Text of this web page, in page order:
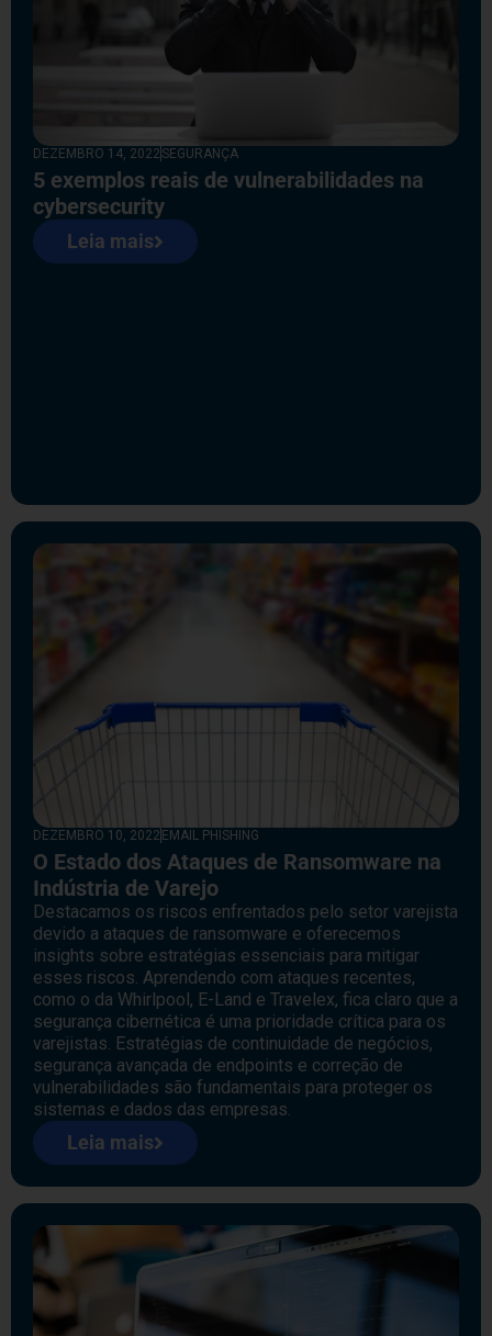
DEZEMBRO 14, 2022 SEGURANÇA
5 exemplos reais de vulnerabilidades na
cybersecurity
Leia mais
DEZEMBRO 10, 2022 EMAIL PHISHING
O Estado dos Ataques de Ransomware na
Indústria de Varejo
Destacamos os riscos enfrentados pelo setor varejista
devido a ataques de ransomware e oferecemos
insights sobre estratégias essenciais para mitigar
esses riscos. Aprendendo com ataques recentes,
como o da Whirlpool, E-Land e Travelex, fica claro que a
segurança cibernética é uma prioridade crítica para os
varejistas. Estratégias de continuidade de negócios,
segurança avançada de endpoints e correção de
vulnerabilidades são fundamentais para proteger os
sistemas e dados das empresas.
Leia mais